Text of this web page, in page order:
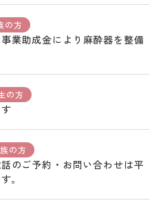
の方
業助成金により麻酔器を整備
の方
の方
のご予約・お問い合わせは平
。